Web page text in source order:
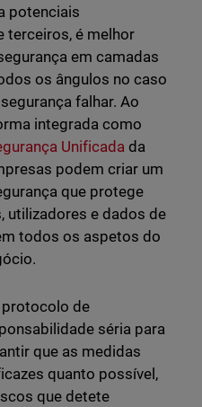
potenciais
terceiros, é melhor
em camadas
os ângulos no caso
falhar. Ao
integrada como
Unificada da
podem criar um
que protege
utilizadores e dados de
todos os aspetos do
protocolo de
séria para
que as medidas
quanto possível,
que detete